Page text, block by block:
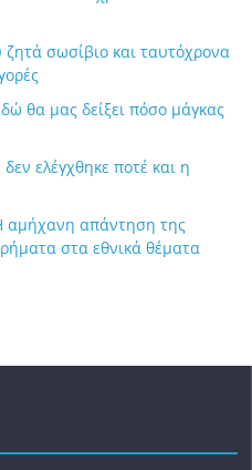
σωσίβιο και ταυτόχρονα
θα μας δείξει πόσο μάγκας
ελέγχθηκε ποτέ και η
αμήχανη απάντηση της
στα εθνικά θέματα